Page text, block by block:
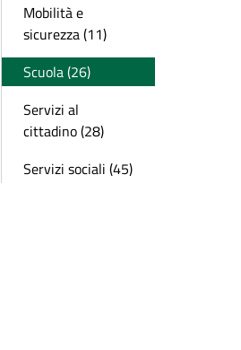
Mobilità e
sicurezza (11)
Scuola (26)
Servizi al
cittadino (28)
Servizi sociali (45)